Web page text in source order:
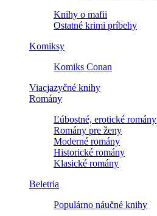
Knihy o mafii
Ostatné krimi príbehy
Komiksy
Komiks Conan
Viacjazyčné knihy
Romány
Ľúbostné, erotické romány
Romány pre ženy
Moderné romány
Historické romány
Klasické romány
Beletria
Populárno náučné knihy